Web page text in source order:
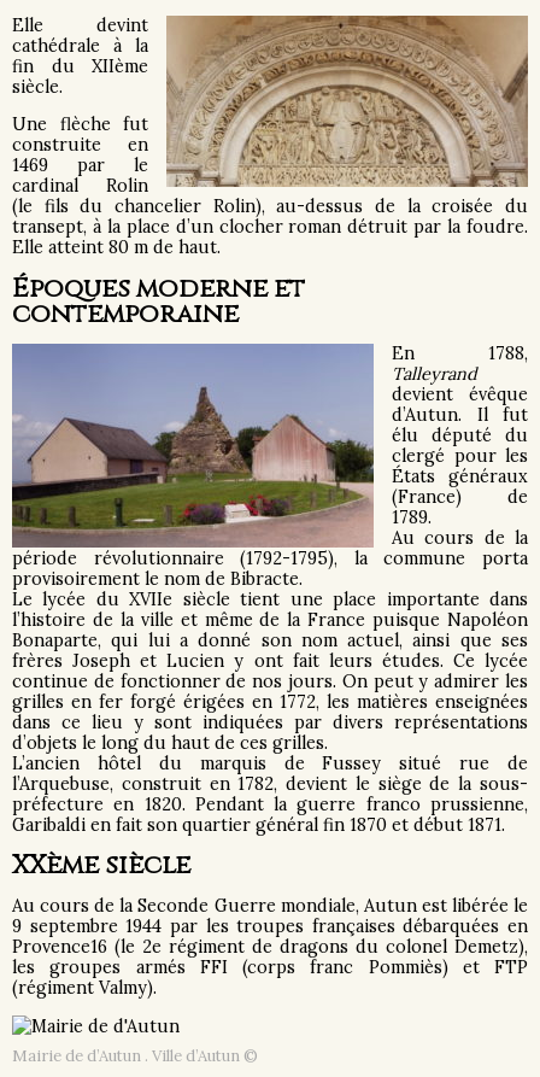
Elle devint
cathédrale à la
fin du XIIème
siècle.
Une flèche fut
construite en
1469 par le
cardinal Rolin
(le fils du chancelier Rolin), au-dessus de la croisée du
transept, à la place d’un clocher roman détruit par la foudre.
Elle atteint 80 m de haut.
Époques moderne et
contemporaine
En 1788,
Talleyrand
devient évêque
d’Autun. Il fut
élu député du
clergé pour les
États généraux
(France) de
1789.
Au cours de la
période révolutionnaire (1792-1795), la commune porta
provisoirement le nom de Bibracte.
Le lycée du XVIIe siècle tient une place importante dans
l’histoire de la ville et même de la France puisque Napoléon
Bonaparte, qui lui a donné son nom actuel, ainsi que ses
frères Joseph et Lucien y ont fait leurs études. Ce lycée
continue de fonctionner de nos jours. On peut y admirer les
grilles en fer forgé érigées en 1772, les matières enseignées
dans ce lieu y sont indiquées par divers représentations
d’objets le long du haut de ces grilles.
L’ancien hôtel du marquis de Fussey situé rue de
l’Arquebuse, construit en 1782, devient le siège de la sous-
préfecture en 1820. Pendant la guerre franco prussienne,
Garibaldi en fait son quartier général fin 1870 et début 1871.
XXème siècle
Au cours de la Seconde Guerre mondiale, Autun est libérée le
9 septembre 1944 par les troupes françaises débarquées en
Provence16 (le 2e régiment de dragons du colonel Demetz),
les groupes armés FFI (corps franc Pommiès) et FTP
(régiment Valmy).
Mairie de d’Autun . Ville d’Autun ©